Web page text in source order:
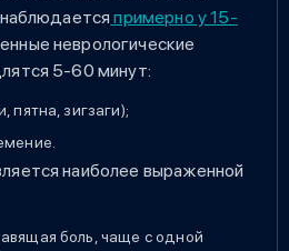
примерно у 15-
неврологические
5-60 минут:
пятна, зигзаги);
наиболее выраженной
боль, чаще с одной